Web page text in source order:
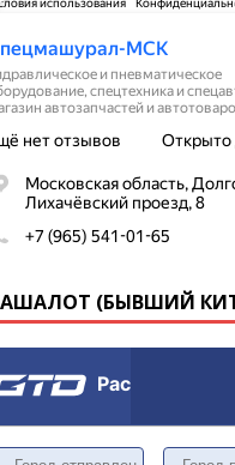
(БЫВШИЙ
Расчет